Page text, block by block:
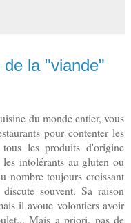
la "viande"
du monde entier, vous
pour contenter les
les produits d'origine
intolérants au gluten ou
nombre toujours croissant
souvent. Sa raison
il avoue volontiers avoir
Mais a priori, pas de